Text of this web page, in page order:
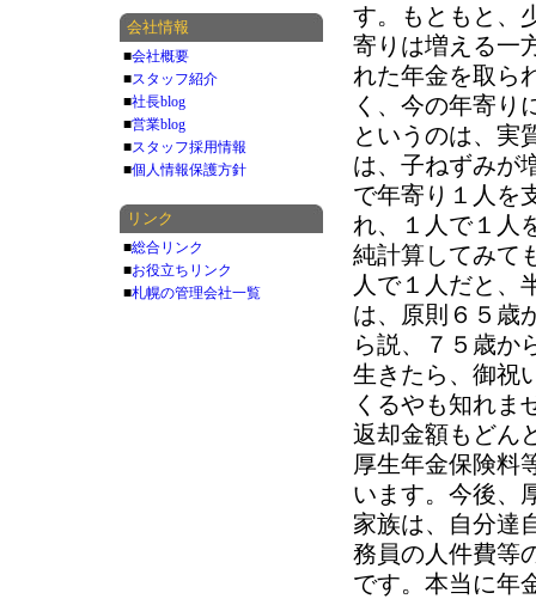
す。もともと、
寄りは増える一
れた年金を取ら
く、今の年寄り
というのは、実
は、子ねずみが
で年寄り１人を
れ、１人で１人
純計算してみて
人で１人だと、
は、原則６５歳
ら説、７５歳か
生きたら、御祝
くるやも知れま
返却金額もどん
厚生年金保険料
います。今後、
家族は、自分達
務員の人件費等
です。本当に年
会社情報
■会社概要
■スタッフ紹介
■社長blog
■営業blog
■スタッフ採用情報
■個人情報保護方針
リンク
■総合リンク
■お役立ちリンク
■札幌の管理会社一覧